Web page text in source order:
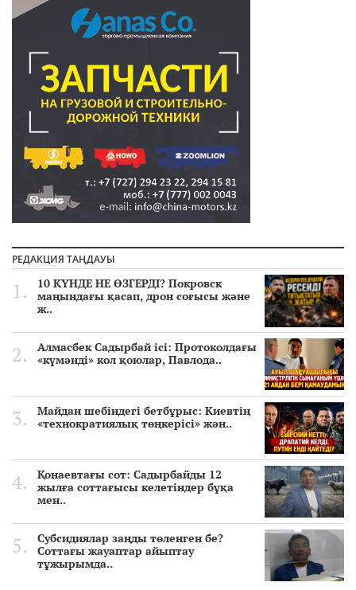
РЕДАКЦИЯ ТАҢДАУЫ
10 КҮНДЕ НЕ ӨЗГЕРДІ? Покровск
маңындағы қасап, дрон соғысы және
ж..
Алмасбек Садырбай ісі: Протоколдағы
«күмәнді» кол қоюлар, Павлода..
Майдан шебіндегі бетбұрыс: Киевтің
«технократиялық төңкерісі» жән..
Қонаевтағы сот: Садырбайды 12
жылға соттағысы келетіндер бұқа
мен..
Субсидиялар заңды төленген бе?
Соттағы жауаптар айыптау
тұжырымда..